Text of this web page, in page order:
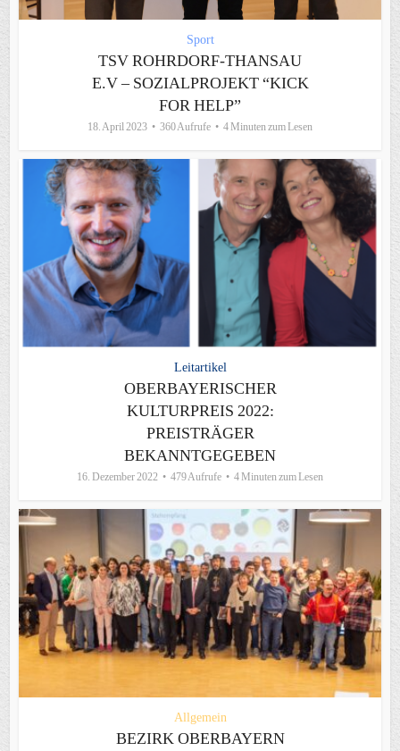
Sport
TSV ROHRDORF-THANSAU
E.V – SOZIALPROJEKT “KICK
FOR HELP”
18. April 2023 360 Aufrufe 4 Minuten zum Lesen
Leitartikel
OBERBAYERISCHER
KULTURPREIS 2022:
PREISTRÄGER
BEKANNTGEGEBEN
16. Dezember 2022 479 Aufrufe 4 Minuten zum Lesen
Allgemein
BEZIRK OBERBAYERN